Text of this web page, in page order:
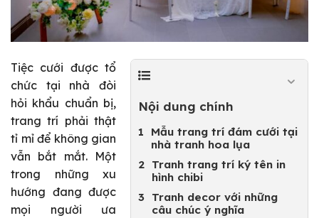
Nội dung chính
Mẫu trang trí đám cưới tại
nhà tranh hoa lụa
Tranh trang trí ký tên in
hình chibi
Tranh decor với những
câu chúc ý nghĩa
Tiệc cưới được tổ
chức tại nhà đòi
hỏi khẩu chuẩn bị,
trang trí phải thật
tỉ mỉ để không gian
vẫn bắt mắt. Một
trong những xu
hướng đang được
mọi người ưa